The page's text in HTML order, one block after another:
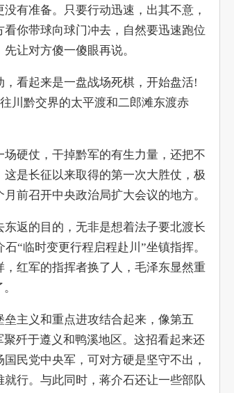
有准备。只要行动迅速，出其不意，
你带球向球门冲去，自然要迅速跑位
让对方傻一傻眼再说。
看起来是一盘战场死棋，开始盘活!
川黔交界的太平渡和二郎滩东渡赤
硬仗，干掉黔军的有生力量，还把不
是长征以来取得的第一次大胜仗，极
前召开中央政治局扩大会议的地方。
返的目的，无非是想着法子要北渡长
“临时变更行程启程赴川”坐镇指挥。
红军的指挥者换了人，毛泽东显然重
主义和重点进攻结合起来，像第五
歼于遵义和鸭溪地区。这招看起来还
民党中央军，可对方硬是坚守不出，
行。与此同时，蒋介石还让一些部队